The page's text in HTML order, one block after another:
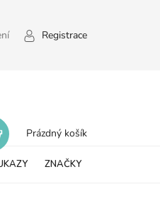
Registrace
Nákupní
Prázdný košík
ZNAČKY